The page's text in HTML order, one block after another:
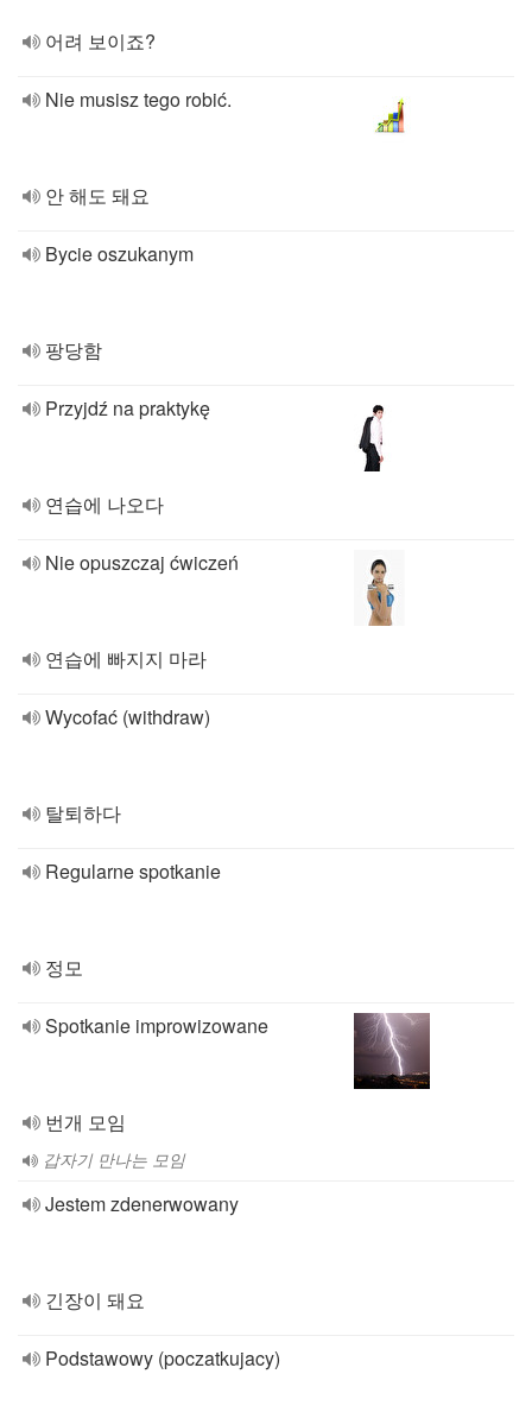
어려 보이죠?
Nie musisz tego robić.
안 해도 돼요
Bycie oszukanym
팡당함
Przyjdź na praktykę
연습에 나오다
Nie opuszczaj ćwiczeń
연습에 빠지지 마라
Wycofać (withdraw)
탈퇴하다
Regularne spotkanie
정모
Spotkanie improwizowane
번개 모임
갑자기 만나는 모임
Jestem zdenerwowany
긴장이 돼요
Podstawowy (poczatkujacy)